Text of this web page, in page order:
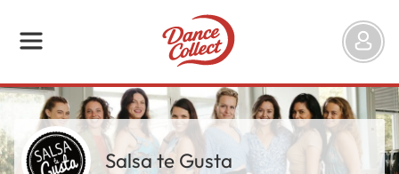
Salsa te Gusta